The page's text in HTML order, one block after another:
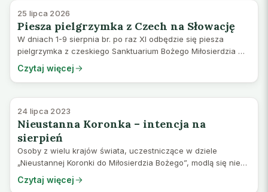
25 lipca 2026
Piesza pielgrzymka z Czech na Słowację
W dniach 1-9 sierpnia br. po raz XI odbędzie się piesza
pielgrzymka z czeskiego Sanktuarium Bożego Miłosierdzia w
Spišskej Novej Vsi do Sanktuarium Bożego Miłosierdzia na
Górze Butkov na Słowacji. Weź…
Czytaj więcej
24 lipca 2023
Nieustanna Koronka – intencja na
sierpień
Osoby z wielu krajów świata, uczestniczące w dziele
„Nieustannej Koronki do Miłosierdzia Bożego”, modlą się nie
tylko we własnych potrzebach, ale także proszą o
„miłosierdzie dla nas i całego świata”.…
Czytaj więcej